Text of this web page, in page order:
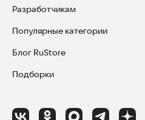
Установка RuStore на TV
Установка RuStore на телефон
Установка RuStore в машину
Помощь пользователям RuStore
Разработчикам
Зарабатывать с RuStore
Стать разработчиком
Доступ к RuStore Консоль
Популярные категории
Игры для Android
Приложения банков
Блог RuStore
Обзоры игр для Android 2025
Подборки